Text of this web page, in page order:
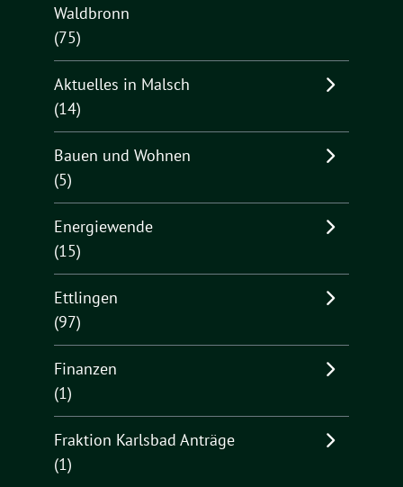
Waldbronn
(75)
Aktuelles in Malsch
(14)
Bauen und Wohnen
(5)
Energiewende
(15)
Ettlingen
(97)
Finanzen
(1)
Fraktion Karlsbad Anträge
(1)